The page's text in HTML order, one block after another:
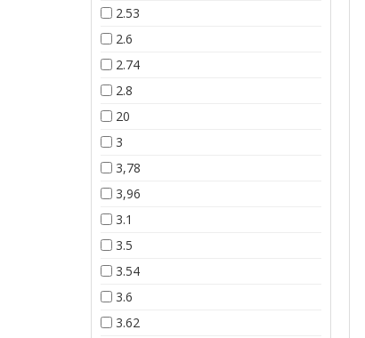
2.53
2.6
2.74
2.8
20
3
3,78
3,96
3.1
3.5
3.54
3.6
3.62